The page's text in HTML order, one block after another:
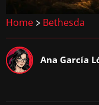
Home > Bethesda
Ana García